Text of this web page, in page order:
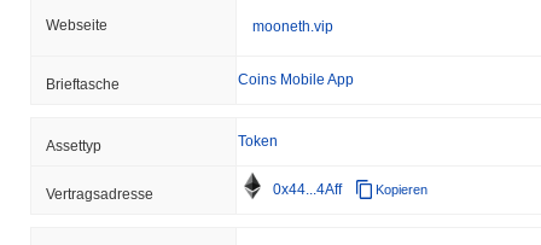
Webseite mooneth.vip
Brieftasche Coins Mobile App
Assettyp Token
Vertragsadresse 0x44...4Aff Kopieren